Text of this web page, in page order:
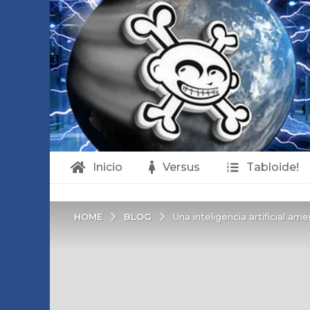
Inicio Versus Tabloide!
HOME BLOG Una inteligencia artificial